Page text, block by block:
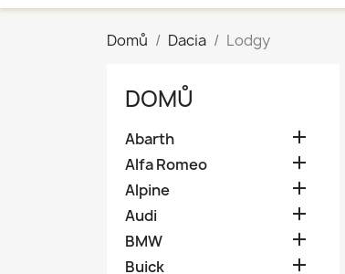
Domů Dacia Lodgy
DOMŮ
Abarth 
Alfa Romeo 
Alpine 
Audi 
BMW 
Buick 